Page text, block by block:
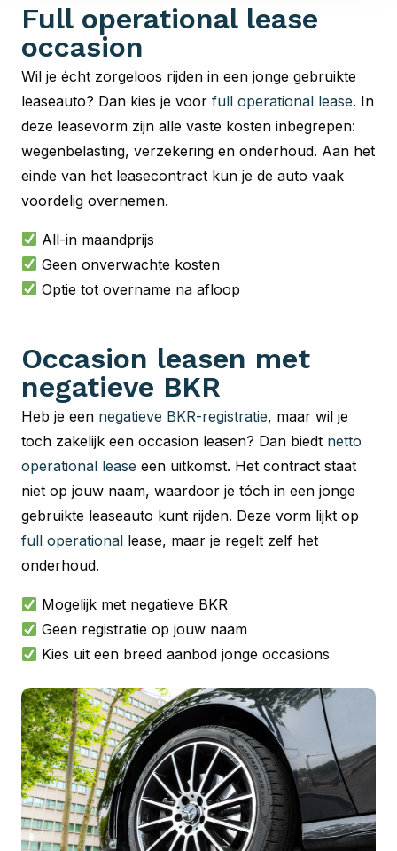
Full operational lease
occasion
Wil je écht zorgeloos rijden in een jonge gebruikte
leaseauto? Dan kies je voor full operational lease. In
deze leasevorm zijn alle vaste kosten inbegrepen:
wegenbelasting, verzekering en onderhoud. Aan het
einde van het leasecontract kun je de auto vaak
voordelig overnemen.
All-in maandprijs
Geen onverwachte kosten
Optie tot overname na afloop
Occasion leasen met
negatieve BKR
Heb je een negatieve BKR-registratie, maar wil je
toch zakelijk een occasion leasen? Dan biedt netto
operational lease een uitkomst. Het contract staat
niet op jouw naam, waardoor je tóch in een jonge
gebruikte leaseauto kunt rijden. Deze vorm lijkt op
full operational lease, maar je regelt zelf het
onderhoud.
Mogelijk met negatieve BKR
Geen registratie op jouw naam
Kies uit een breed aanbod jonge occasions